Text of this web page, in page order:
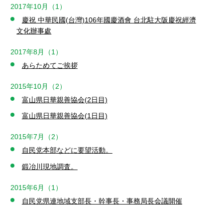
2017年10月（1）
慶祝 中華民國(台灣)106年國慶酒會 台北駐大阪慶祝經濟
文化辦事處
2017年8月（1）
あらためてご挨拶
2015年10月（2）
富山県日華親善協会(2日目)
富山県日華親善協会(1日目)
2015年7月（2）
自民党本部などに要望活動。
鍛冶川現地調査。
2015年6月（1）
自民党県連地域支部長・幹事長・事務局長会議開催